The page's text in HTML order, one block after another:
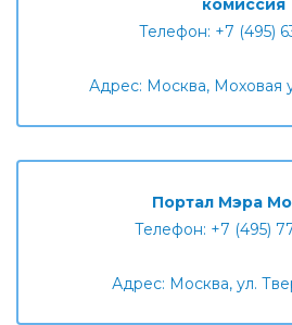
комиссия
Телефон: +7 (495)
Адрес: Москва, Моховая
Портал Мэра
Телефон: +7 (495)
Адрес: Москва, ул.